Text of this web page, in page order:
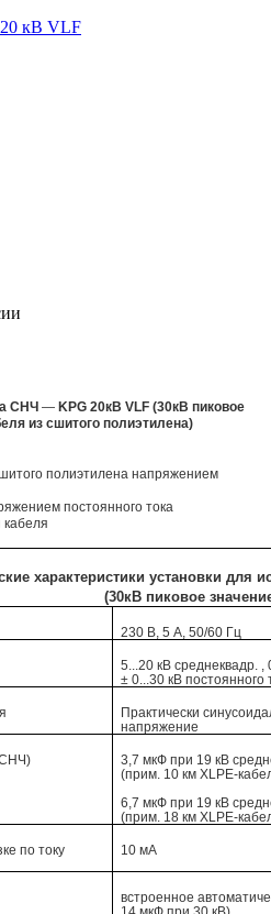
СНЧ — KPG 20кВ VLF (30кВ пиковое
из сшитого полиэтилена)
полиэтилена напряжением
постоянного тока
кабеля
характеристики установки для
(30кВ пиковое
230 В, 5 A, 50/60 Гц
5...20 кВ среднеквадр.
± 0...30 кВ постоянного
Практически
напряжение
3,7 мкФ при 19 кВ
(прим. 10 км XLPE-
6,7 мкФ при 19 кВ
(прим. 18 км XLPE-
по току
10 мА
встроенное